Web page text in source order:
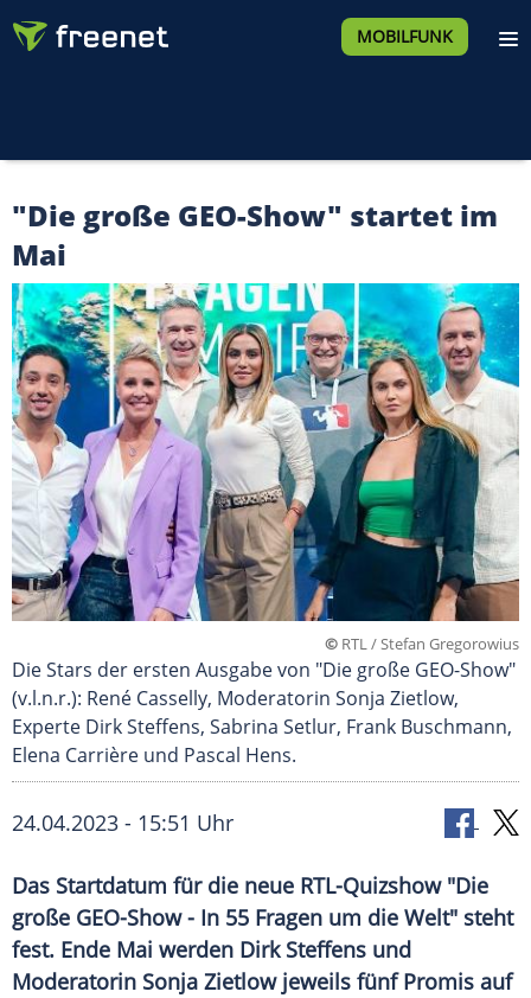
MOBILFUNK
"Die große GEO-Show" startet im
Mai
© RTL / Stefan Gregorowius
Die Stars der ersten Ausgabe von "Die große GEO-Show"
(v.l.n.r.): René Casselly, Moderatorin Sonja Zietlow,
Experte Dirk Steffens, Sabrina Setlur, Frank Buschmann,
Elena Carrière und Pascal Hens.
24.04.2023 - 15:51 Uhr
Das Startdatum für die neue RTL-Quizshow "Die
große GEO-Show - In 55 Fragen um die Welt" steht
fest. Ende Mai werden Dirk Steffens und
Moderatorin Sonja Zietlow jeweils fünf Promis auf